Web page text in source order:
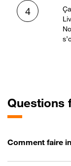
4
Questions
Comment faire